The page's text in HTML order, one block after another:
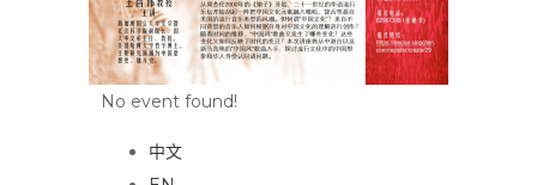
No event found!
中文